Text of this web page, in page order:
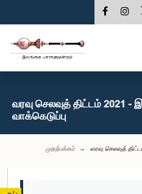
வரவு செலவுத் திட்டம் 2021
வாக்கெடுப்பு
முதற்பக்கம் வரவு செலவுத்